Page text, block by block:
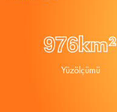
976km²
Yüzölçümü